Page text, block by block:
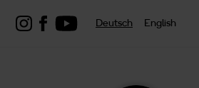
Link zu Instagram
Link zu Facebook
Link zu youtube
Deutsch English